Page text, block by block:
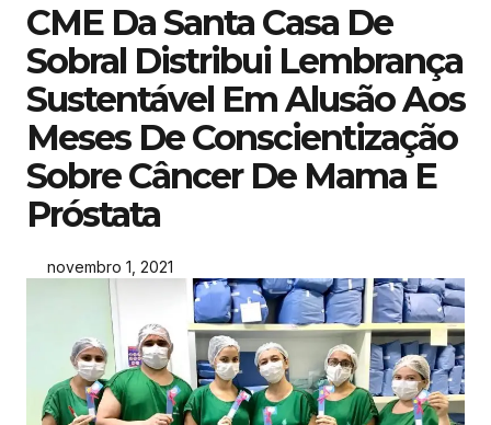
CME Da Santa Casa De
Sobral Distribui Lembrança
Sustentável Em Alusão Aos
Meses De Conscientização
Sobre Câncer De Mama E
Próstata
novembro 1, 2021